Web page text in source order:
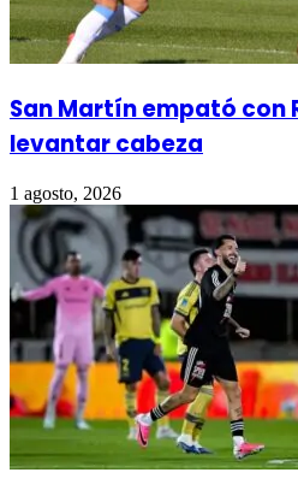
San Martín empató con
levantar cabeza
1 agosto, 2026